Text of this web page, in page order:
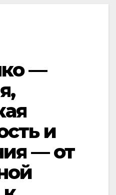
—
и
— от